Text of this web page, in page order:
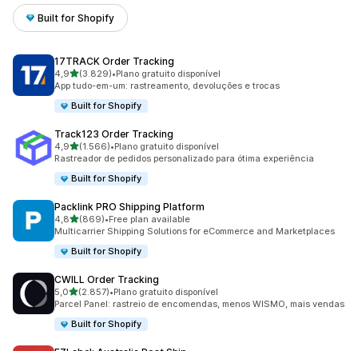
Built for Shopify
17TRACK Order Tracking
4,9de 5 estrelas
(3.829)
3829 total de avaliações
•Plano gratuito disponível
App tudo-em-um: rastreamento, devoluções e trocas
Built for Shopify
Track123 Order Tracking
4,9de 5 estrelas
(1.566)
1566 total de avaliações
•Plano gratuito disponível
Rastreador de pedidos personalizado para ótima experiência
Built for Shopify
Packlink PRO Shipping Platform
4,8de 5 estrelas
(869)
869 total de avaliações
•Free plan available
Multicarrier Shipping Solutions for eCommerce and Marketplaces
Built for Shopify
CWILL Order Tracking
5,0de 5 estrelas
(2.857)
2857 total de avaliações
•Plano gratuito disponível
Parcel Panel: rastreio de encomendas, menos WISMO, mais vendas
Built for Shopify